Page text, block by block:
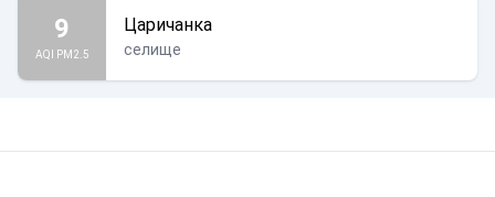
9
AQI PM2.5
Царичанка
селище